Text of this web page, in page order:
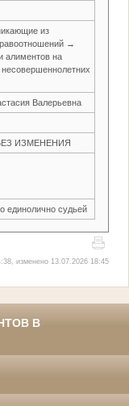
из
→
алиментов на
Валерьевна
ИЗМЕНЕНИЯ
единолично судьей
изменено 13.07.2026 18:45
В